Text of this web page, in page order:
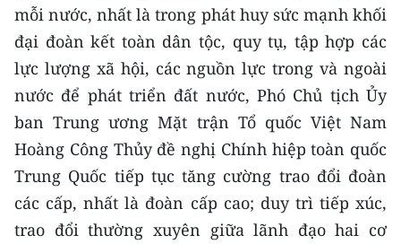
Media Khoa học - Công nghệ
Media Môi trường
Ảnh
Infographic
TIN MỚI
TIN ĐỊA PHƯƠNG
mỗi nước, nhất là trong phát huy sức mạnh khối
đại đoàn kết toàn dân tộc, quy tụ, tập hợp các
lực lượng xã hội, các nguồn lực trong và ngoài
nước để phát triển đất nước, Phó Chủ tịch Ủy
ban Trung ương Mặt trận Tổ quốc Việt Nam
Hoàng Công Thủy đề nghị Chính hiệp toàn quốc
Trung Quốc tiếp tục tăng cường trao đổi đoàn
các cấp, nhất là đoàn cấp cao; duy trì tiếp xúc,
trao đổi thường xuyên giữa lãnh đạo hai cơ